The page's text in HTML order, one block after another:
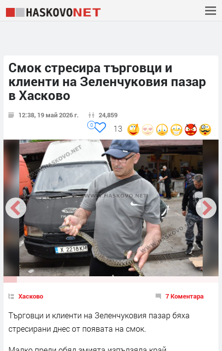
Смок стресира търговци и
клиенти на Зеленчуковия пазар
в Хасково
12:38, 19 май 2026 г. 24,859
13
0
Хасково 7 Коментара
Търговци и клиенти на Зеленчуковия пазар бяха
стресирани днес от появата на смок.